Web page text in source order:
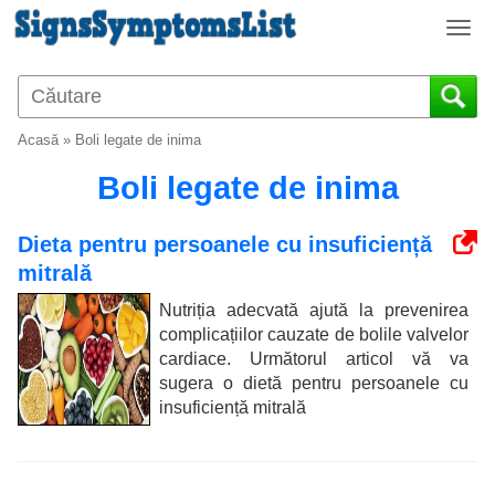
T
g
g
i
t
i
o
n
Acasă» Boli legate de inima
Boli legate de inima
Dieta pentru persoanele cu insuficiență
mitrală
Nutriția adecvată ajută la prevenirea
complicațiilor cauzate de bolile valvelor
cardiace. Următorul articol vă va
sugera o dietă pentru persoanele cu
insuficiență mitrală